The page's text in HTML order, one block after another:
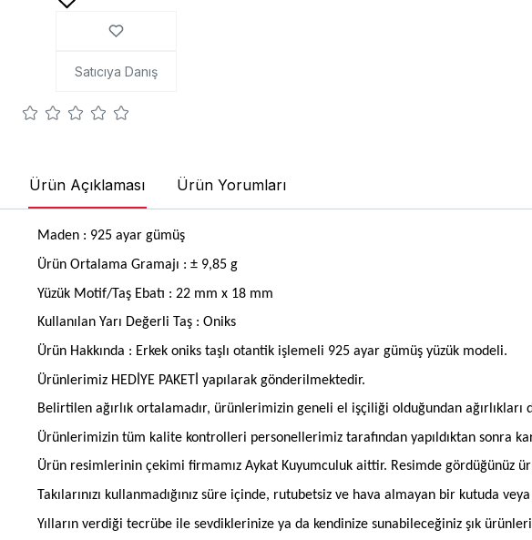
Satıcıya Danış
Ürün Açıklaması Ürün Yorumları
Maden : 925 ayar gümüş
Ürün Ortalama Gramajı : ± 9,85 g
Yüzük Motif/Taş Ebatı : 22 mm x 18 mm
Kullanılan Yarı Değerli Taş : Oniks
Ürün Hakkında : Erkek oniks taşlı otantik işlemeli 925 ayar gümüş yüzük modeli.
Ürünlerimiz HEDİYE PAKETİ yapılarak gönderilmektedir.
Belirtilen ağırlık ortalamadır, ürünlerimizin geneli el işçiliği olduğundan ağırlıkları
Ürünlerimizin tüm kalite kontrolleri personellerimiz tarafından yapıldıktan sonra
Ürün resimlerinin çekimi firmamız Aykat Kuyumculuk aittir. Resimde gördüğünüz
Takılarınızı kullanmadığınız süre içinde, rutubetsiz ve hava almayan bir kutuda
Yılların verdiği tecrübe ile sevdiklerinize ya da kendinize sunabileceğiniz şık